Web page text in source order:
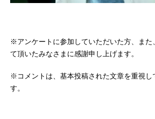
※アンケートに参加していただいた方、また
て頂いたみなさまに感謝申し上げます。
※コメントは、基本投稿された文章を重視し
す。